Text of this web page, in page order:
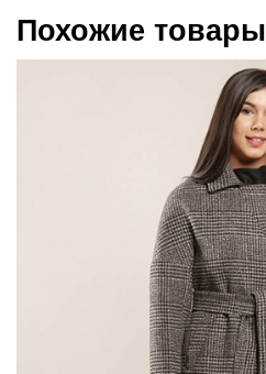
Похожие товары